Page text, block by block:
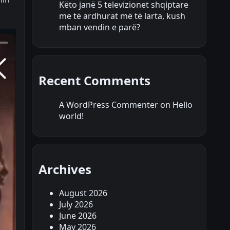
Këto janë 5 televizionet shqiptare
me të ardhurat më të larta, kush
mban vendin e parë?
Recent Comments
A WordPress Commenter on Hello
world!
Archives
August 2026
July 2026
June 2026
May 2026